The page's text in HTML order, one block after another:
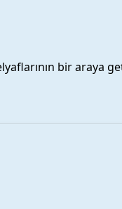
bir araya